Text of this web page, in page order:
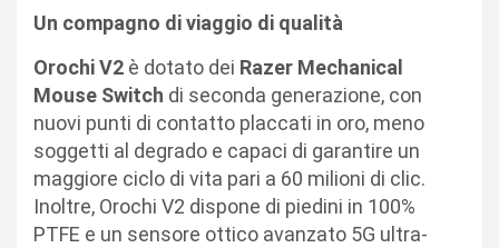
Un compagno di viaggio di qualità
Orochi V2 è dotato dei Razer Mechanical
Mouse Switch di seconda generazione, con
nuovi punti di contatto placcati in oro, meno
soggetti al degrado e capaci di garantire un
maggiore ciclo di vita pari a 60 milioni di clic.
Inoltre, Orochi V2 dispone di piedini in 100%
PTFE e un sensore ottico avanzato 5G ultra-